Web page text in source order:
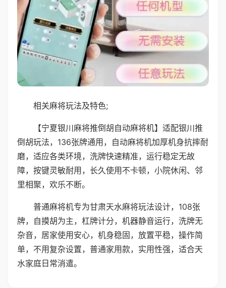
相关麻将玩法及特色;
【宁夏银川麻将推倒胡自动麻将机】适配银川推
倒胡玩法，136张牌通用，自动麻将机加厚机身抗摔耐
磨，适应各类环境，洗牌快速精准，运行稳定无故
障，按键灵敏耐用，长久使用不卡顿，小院休闲、邻
里相聚，欢乐不断。
普通麻将机专为甘肃天水麻将玩法设计，108张
牌，自摸胡为主，杠牌计分，机器静音运行，洗牌无
杂音，居家使用安心，机身稳固，放置平稳，操作简
单，不用复杂设置，普通家用款，实用性强，适合天
水家庭日常消遣。